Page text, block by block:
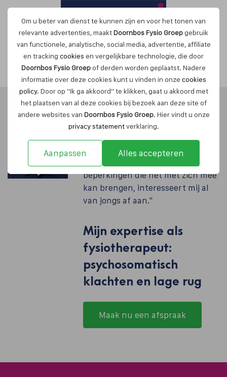
Om u beter van dienst te kunnen zijn en voor het tonen van
relevante advertenties, maaktDoornbos Fysio Groepgebruik
van functionele, analytische, social media, advertentie, affiliate
en tracking cookies en vergelijkbare technologie, die door
Doornbos Fysio Groepof derden worden geplaatst. Nadere
informatie over deze cookies kunt u vinden in onze cookies
policy. Door op "Ik ga akkoord" te klikken, gaat u akkoord met
het plaatsen van al deze cookies bij bezoek aan deze site of
andere websites van Doornbos Fysio Groep. Hier vindt u onze
privacy statementverklaring.
Aanpassen Alles accepteren
Maak nu een afspraak
Luuk Cavens
"Het menselijk lichaam, waar het
toe in staat is, maar ook de
beperkingen die het met zich mee
kan brengen, interesseert mij al
van jongs af aan."
Mijn expertise als
fysiotherapeut:
psychosomatisch
klachten en lage rug
Maak nu een afspraak